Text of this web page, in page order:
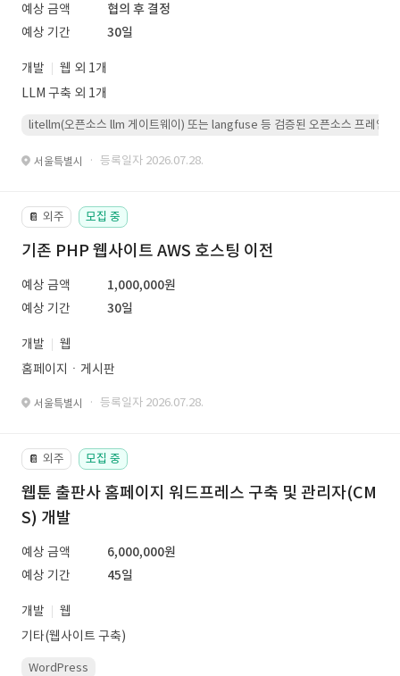
예상 금액
협의 후 결정
예상 기간
30일
개발
웹 외 1개
LLM 구축 외 1개
litellm(오픈소스 llm 게이트웨이) 또는 langfuse 등 검증된 오픈소스 프레임워
서울특별시 · 등록일자 2026.07.28.
📔 외주 모집 중
기존 PHP 웹사이트 AWS 호스팅 이전
예상 금액
1,000,000원
예상 기간
30일
개발
웹
홈페이지ㆍ게시판
서울특별시 · 등록일자 2026.07.28.
📔 외주 모집 중
웹툰 출판사 홈페이지 워드프레스 구축 및 관리자(CM
S) 개발
예상 금액
6,000,000원
예상 기간
45일
개발
웹
기타(웹사이트 구축)
WordPress